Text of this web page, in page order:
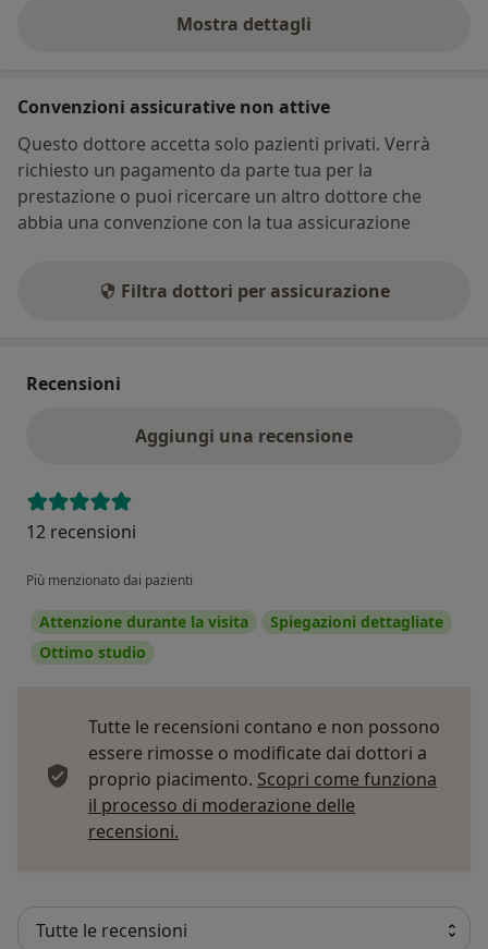
Mostra dettagli
sull'indirizzo
Convenzioni assicurative non attive
Questo dottore accetta solo pazienti privati. Verrà
richiesto un pagamento da parte tua per la
prestazione o puoi ricercare un altro dottore che
abbia una convenzione con la tua assicurazione
Filtra dottori per assicurazione
Recensioni
Aggiungi una recensione
12 recensioni
Più menzionato dai pazienti
Attenzione durante la visita
Spiegazioni dettagliate
Ottimo studio
Tutte le recensioni contano e non possono
essere rimosse o modificate dai dottori a
proprio piacimento. Scopri come funziona
il processo di moderazione delle
recensioni.